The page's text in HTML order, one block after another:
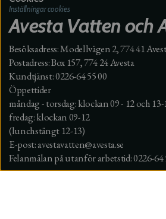
Inställningar cookies
Avesta Vatten och
Besöksadress: Modellvägen 2, 774 41
Postadress: Box 157, 774 24 Avesta
Kundtjänst: 0226-64 55 00
Öppettider
måndag - torsdag: klockan 09 - 12 och
fredag: klockan 09-12
(lunchstängt 12-13)
E-post: avestavatten@avesta.se
Felanmälan på utanför arbetstid: 0226-64